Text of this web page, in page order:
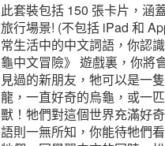
此套裝包括 150 張卡片，涵
旅行場景! (不包括 iPad 和
常生活中的中文詞語，你認
龜中文冒險》 遊戲裏，你將
見過的新朋友，牠可以是一
龍，一直好奇的烏龜，或一
獸！牠們對這個世界充滿好
語則一無所知，你能待牠們